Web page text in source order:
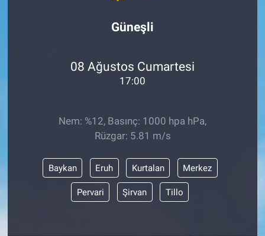
Güneşli
08 Ağustos Cumartesi
17:00
Nem: %12, Basınç: 1000 hpa hPa,
Rüzgar: 5.81 m/s
Baykan Eruh Kurtalan Merkez
Pervari Şirvan Tillo